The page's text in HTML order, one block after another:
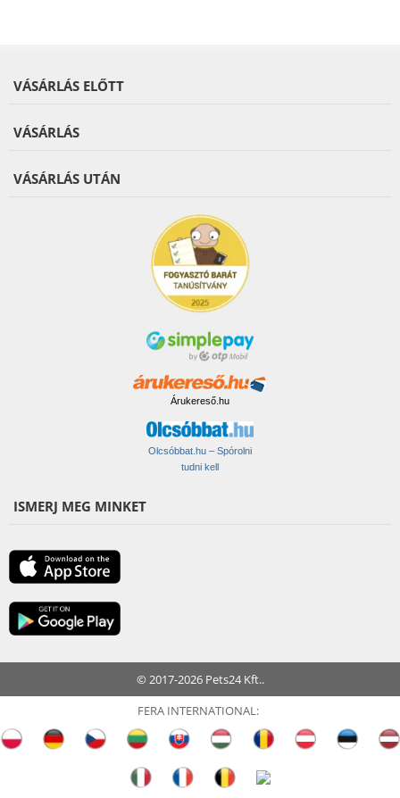
VÁSÁRLÁS ELŐTT
VÁSÁRLÁS
VÁSÁRLÁS UTÁN
Árukereső.hu
Olcsóbbat.hu – Spórolni
tudni kell
ISMERJ MEG MINKET
© 2017-2026 Pets24 Kft..
FERA INTERNATIONAL: